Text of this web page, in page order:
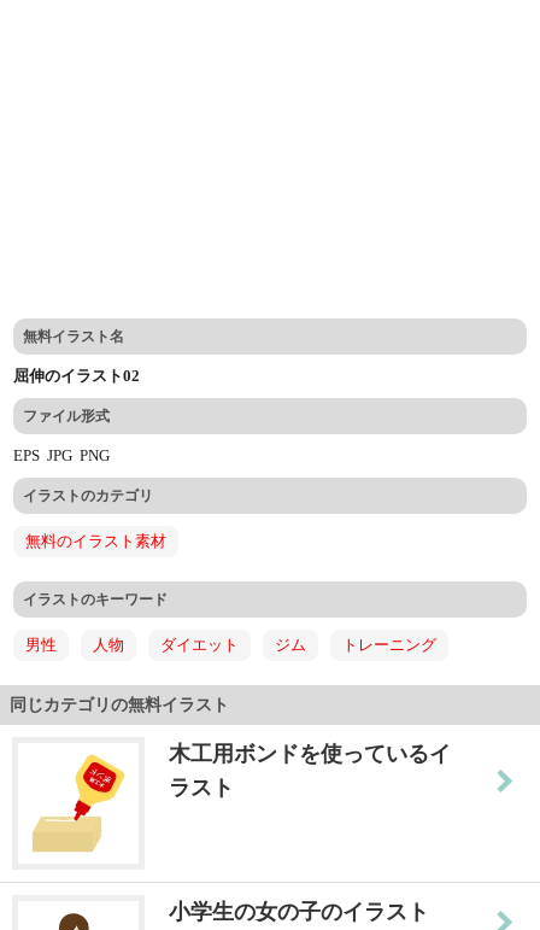
無料イラスト名
屈伸のイラスト02
ファイル形式
EPSJPGPNG
イラストのカテゴリ
無料のイラスト素材
イラストのキーワード
男性 人物 ダイエット ジム トレーニング
同じカテゴリの無料イラスト
木工用ボンドを使っているイ
ラスト
小学生の女の子のイラスト